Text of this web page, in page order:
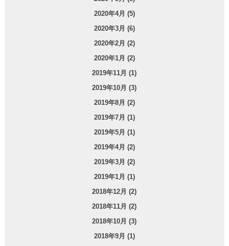
2020年4月 (5)
2020年3月 (6)
2020年2月 (2)
2020年1月 (2)
2019年11月 (1)
2019年10月 (3)
2019年8月 (2)
2019年7月 (1)
2019年5月 (1)
2019年4月 (2)
2019年3月 (2)
2019年1月 (1)
2018年12月 (2)
2018年11月 (2)
2018年10月 (3)
2018年9月 (1)